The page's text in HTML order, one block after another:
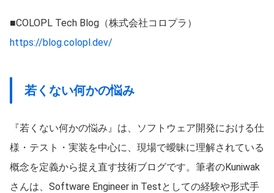
■COLOPL Tech Blog（株式会社コロプラ）
https://blog.colopl.dev/
若くない何かの悩み
『若くない何かの悩み』は、ソフトウェア開発における仕
様・テスト・実装を中心に、現場で曖昧に理解されている
概念を定義から捉え直す技術ブログです。筆者のKuniwak
さんは、Software Engineer in Testとしての経験や形式手